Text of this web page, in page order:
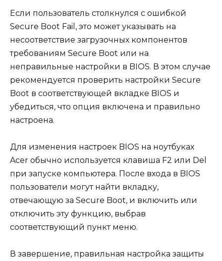
Если пользователь столкнулся с ошибкой
Secure Boot Fail, это может указывать на
несоответствие загрузочных компонентов
требованиям Secure Boot или на
неправильные настройки в BIOS. В этом случае
рекомендуется проверить настройки Secure
Boot в соответствующей вкладке BIOS и
убедиться, что опция включена и правильно
настроена.
Для изменения настроек BIOS на ноутбуках
Acer обычно используется клавиша F2 или Del
при запуске компьютера. После входа в BIOS
пользователи могут найти вкладку,
отвечающую за Secure Boot, и включить или
отключить эту функцию, выбрав
соответствующий пункт меню.
В завершение, правильная настройка защиты